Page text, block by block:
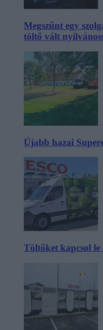
Megszűnt egy
töltő vált
Újabb hazai
Töltőket kapcsol le